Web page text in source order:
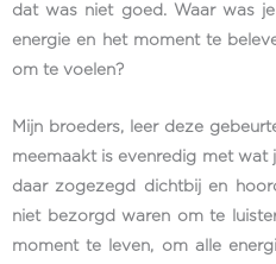
dat was niet goed. Waar was
energie en het moment te
om te voelen?
Mijn broeders, leer deze
meemaakt is evenredig met wat
daar zogezegd dichtbij en
niet bezorgd waren om te
moment te leven, om alle